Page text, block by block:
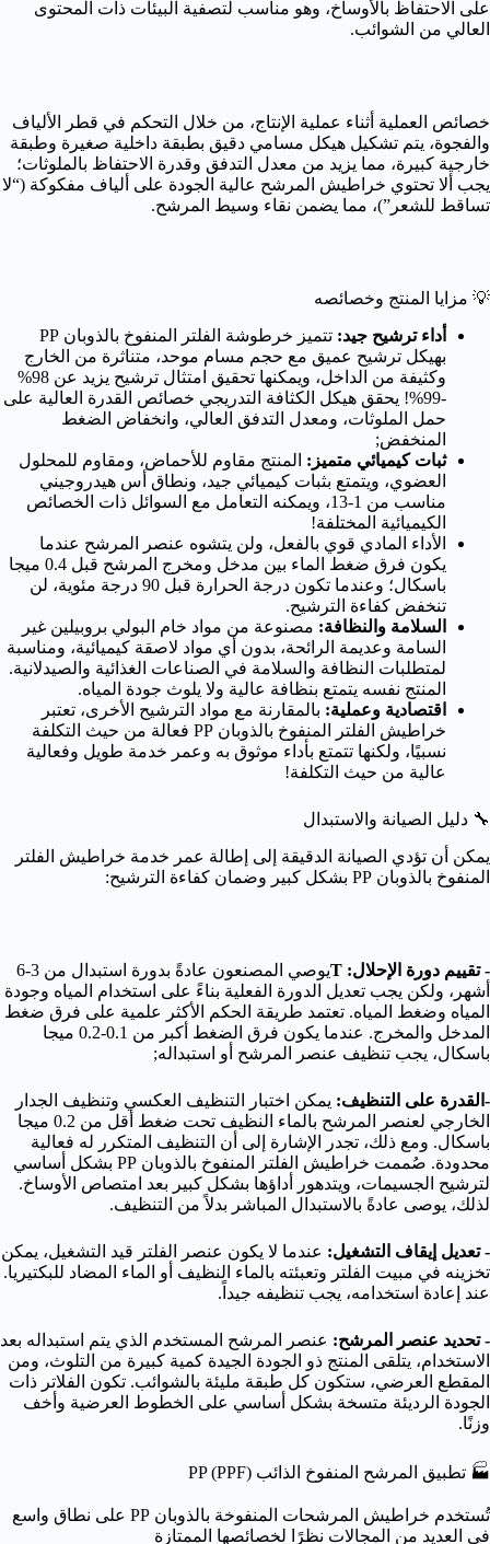
على الاحتفاظ بالأوساخ، وهو مناسب لتصفية البيئات ذات المحتوى
العالي من الشوائب.
خصائص العملية أثناء عملية الإنتاج، من خلال التحكم في قطر الألياف
والفجوة، يتم تشكيل هيكل مسامي دقيق بطبقة داخلية صغيرة وطبقة
خارجية كبيرة، مما يزيد من معدل التدفق وقدرة الاحتفاظ بالملوثات؛
يجب ألا تحتوي خراطيش المرشح عالية الجودة على ألياف مفكوكة (“لا
تساقط للشعر”)، مما يضمن نقاء وسيط المرشح.
💡 مزايا المنتج وخصائصه
أداء ترشيح جيد:
تتميز خرطوشة الفلتر المنفوخ بالذوبان PP
بهيكل ترشيح عميق مع حجم مسام موحد، متناثرة من الخارج
وكثيفة من الداخل، ويمكنها تحقيق امتثال ترشيح يزيد عن 98%
-99%! يحقق هيكل الكثافة التدريجي خصائص القدرة العالية على
حمل الملوثات، ومعدل التدفق العالي، وانخفاض الضغط
المنخفض;
ثبات كيميائي متميز: المنتج مقاوم للأحماض، ومقاوم للمحلول
العضوي، ويتمتع بثبات كيميائي جيد، ونطاق أس هيدروجيني
مناسب من 1-13، ويمكنه التعامل مع السوائل ذات الخصائص
الكيميائية المختلفة!
الأداء المادي قوي بالفعل، ولن يتشوه عنصر المرشح عندما
يكون فرق ضغط الماء بين مدخل ومخرج المرشح قبل 0.4 ميجا
باسكال؛ وعندما تكون درجة الحرارة قبل 90 درجة مئوية، لن
تنخفض كفاءة الترشيح.
السلامة والنظافة: مصنوعة من مواد خام البولي بروبيلين غير
السامة وعديمة الرائحة، بدون أي مواد لاصقة كيميائية، ومناسبة
لمتطلبات النظافة والسلامة في الصناعات الغذائية والصيدلانية.
المنتج نفسه يتمتع بنظافة عالية ولا يلوث جودة المياه.
اقتصادية وعملية: بالمقارنة مع مواد الترشيح الأخرى، تعتبر
خراطيش الفلتر المنفوخ بالذوبان PP فعالة من حيث التكلفة
نسبيًا، ولكنها تتمتع بأداء موثوق به وعمر خدمة طويل وفعالية
عالية من حيث التكلفة!
🔧 دليل الصيانة والاستبدال
يمكن أن تؤدي الصيانة الدقيقة إلى إطالة عمر خدمة خراطيش الفلتر
المنفوخ بالذوبان PP بشكل كبير وضمان كفاءة الترشيح:
- تقييم دورة الإحلال: T
يوصي المصنعون عادةً بدورة استبدال من 3-6
أشهر، ولكن يجب تعديل الدورة الفعلية بناءً على استخدام المياه وجودة
المياه وضغط المياه. تعتمد طريقة الحكم الأكثر علمية على فرق ضغط
المدخل والمخرج. عندما يكون فرق الضغط أكبر من 0.1-0.2 ميجا
باسكال، يجب تنظيف عنصر المرشح أو استبداله;
-القدرة على التنظيف: يمكن اختبار التنظيف العكسي وتنظيف الجدار
الخارجي لعنصر المرشح بالماء النظيف تحت ضغط أقل من 0.2 ميجا
باسكال. ومع ذلك، تجدر الإشارة إلى أن التنظيف المتكرر له فعالية
محدودة. صُممت خراطيش الفلتر المنفوخ بالذوبان PP بشكل أساسي
لترشيح الجسيمات، ويتدهور أداؤها بشكل كبير بعد امتصاص الأوساخ.
لذلك، يوصى عادةً بالاستبدال المباشر بدلاً من التنظيف.
- تعديل إيقاف التشغيل: عندما لا يكون عنصر الفلتر قيد التشغيل، يمكن
تخزينه في مبيت الفلتر وتعبئته بالماء النظيف أو الماء المضاد للبكتيريا.
عند إعادة استخدامه، يجب تنظيفه جيداً.
- تحديد عنصر المرشح: عنصر المرشح المستخدم الذي يتم استبداله بعد
الاستخدام، يتلقى المنتج ذو الجودة الجيدة كمية كبيرة من التلوث، ومن
المقطع العرضي، ستكون كل طبقة مليئة بالشوائب. تكون الفلاتر ذات
الجودة الرديئة متسخة بشكل أساسي على الخطوط العرضية وأخف
وزنًا.
🏭 تطبيق المرشح المنفوخ الذائب PP (PPF)
تُستخدم خراطيش المرشحات المنفوخة بالذوبان PP على نطاق واسع
في العديد من المجالات نظرًا لخصائصها الممتازة